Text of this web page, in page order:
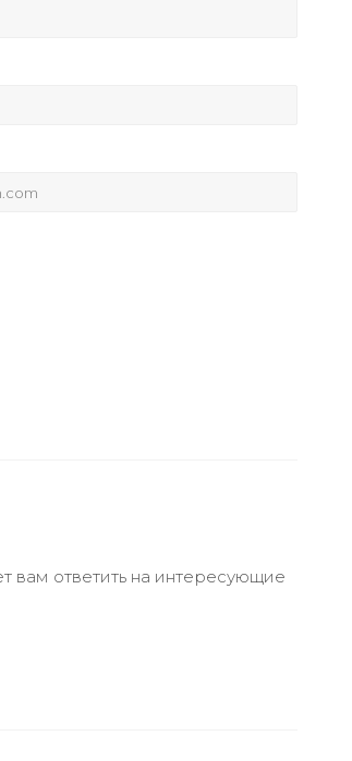
вам ответить на интересующие